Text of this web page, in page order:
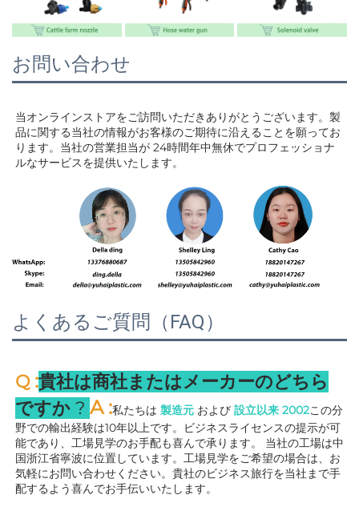
お問い合わせ
当オンラインストアをご訪問いただきありがとうございます。製
品に関する当社の情報がお客様のご期待に沿えることを願ってお
ります。当社の営業担当が 24時間年中無休でプロフェッショナ
ルなサービスを提供いたします。
よくあるご質問（FAQ）
Q :貴社は商社またはメーカーのどちら
ですか ? A :私たちは 製造元 および 設立以来 2002この分
野での輸出経験は10年以上です。ビジネスライセンスの提示が可
能であり、工場見学のお手配も喜んで承ります。 当社の工場は中
国浙江省寧波に位置しています。工場見学をご希望の場合は、お
気軽にお問い合わせください。貴社のビジネス旅行を当社まで手
配するよう喜んでお手伝いいたします。